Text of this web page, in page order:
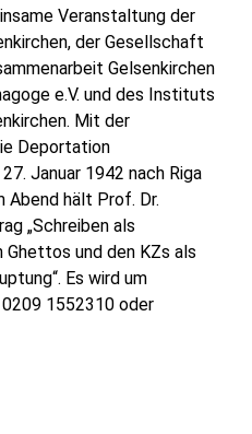
Veranstaltung der
der Gesellschaft
Gelsenkirchen
e.V. und des Instituts
Mit der
Deportation
Januar 1942 nach Riga
Abend hält Prof. Dr.
„Schreiben als
und den KZs als
Es wird um
1552310 oder